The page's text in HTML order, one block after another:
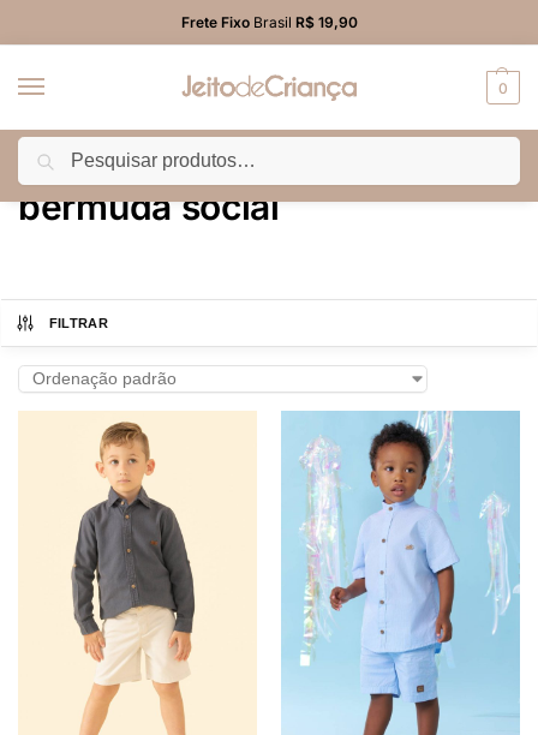
Frete FixoBrasil R$ 19,90
0
Início Produtos marcados com a tag “bermuda social”
bermuda social
FILTRAR